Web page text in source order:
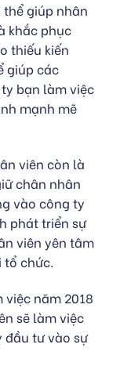
giúp nhân
khắc phục
thiếu kiến
giúp các
bạn làm việc
mạnh mẽ
viên còn là
chân nhân
vào công ty
phát triển sự
viên yên tâm
tổ chức.
năm 2018
sẽ làm việc
đầu tư vào sự